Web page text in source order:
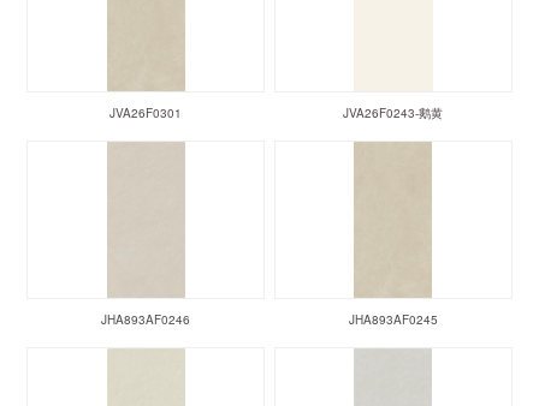
JVA26F0301 JVA26F0243-鹅黄
JHA893AF0246 JHA893AF0245